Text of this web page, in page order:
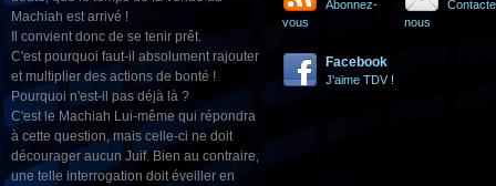
Machiah est arrivé !
Il convient donc de se tenir prêt.
C'est pourquoi faut-il absolument rajouter
et multiplier des actions de bonté !
Pourquoi n'est-il pas déjà là ?
C'est le Machiah Lui-même qui répondra
à cette question, mais celle-ci ne doit
décourager aucun Juif. Bien au contraire,
une telle interrogation doit éveiller en
Abonnez-
vous
nous
Facebook
J'aime TDV !